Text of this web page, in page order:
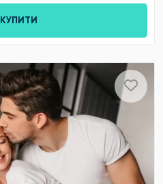
КУПИТИ